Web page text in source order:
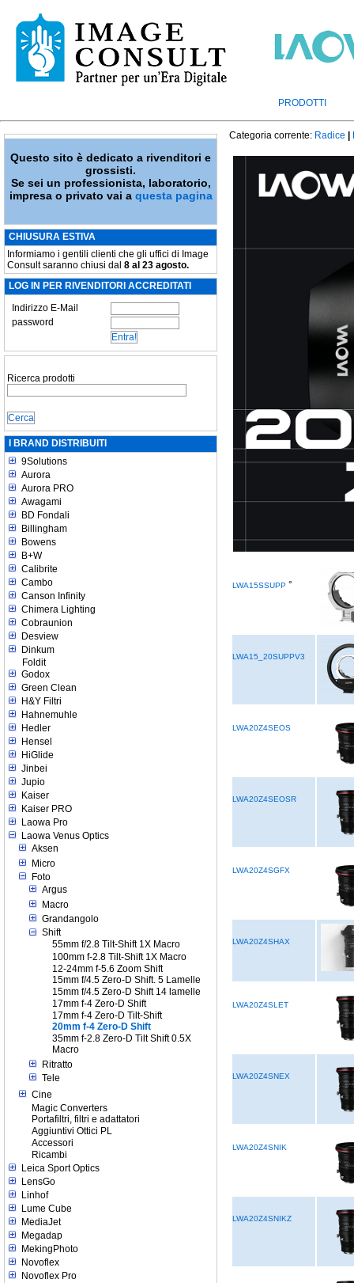
PRODOTTI
Questo sito è dedicato a rivenditori e
grossisti.
Se sei un professionista, laboratorio,
impresa o privato vai a questa pagina
CHIUSURA ESTIVA
Informiamo i gentili clienti che gli uffici di Image
Consult saranno chiusi dal 8 al 23 agosto.
LOG IN PER RIVENDITORI ACCREDITATI
Indirizzo E-Mail
password
Ricerca prodotti
I BRAND DISTRIBUITI
9Solutions
Aurora
Aurora PRO
Awagami
BD Fondali
Billingham
Bowens
B+W
Calibrite
Cambo
Canson Infinity
Chimera Lighting
Cobraunion
Desview
Dinkum
Foldit
Godox
Green Clean
H&Y Filtri
Hahnemuhle
Hedler
Hensel
HiGlide
Jinbei
Jupio
Kaiser
Kaiser PRO
Laowa Pro
Laowa Venus Optics
Aksen
Micro
Foto
Argus
Macro
Grandangolo
Shift
55mm f/2.8 Tilt-Shift 1X Macro
100mm f-2.8 Tilt-Shift 1X Macro
12-24mm f-5.6 Zoom Shift
15mm f/4.5 Zero-D Shift. 5 Lamelle
15mm f/4.5 Zero-D Shift 14 lamelle
17mm f-4 Zero-D Shift
17mm f-4 Zero-D Tilt-Shift
20mm f-4 Zero-D Shift
35mm f-2.8 Zero-D Tilt Shift 0.5X
Macro
Ritratto
Tele
Cine
Magic Converters
Portafiltri, filtri e adattatori
Aggiuntivi Ottici PL
Accessori
Ricambi
Leica Sport Optics
LensGo
Linhof
Lume Cube
MediaJet
Megadap
MekingPhoto
Novoflex
Novoflex Pro
Categoria corrente: Radice
LWA15SSUPP °
LWA15_20SUPPV3
LWA20Z4SEOS
LWA20Z4SEOSR
LWA20Z4SGFX
LWA20Z4SHAX
LWA20Z4SLET
LWA20Z4SNEX
LWA20Z4SNIK
LWA20Z4SNIKZ